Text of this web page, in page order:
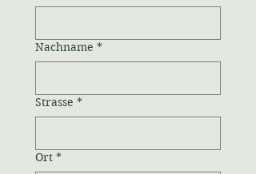
Nachname *
Strasse *
Ort *